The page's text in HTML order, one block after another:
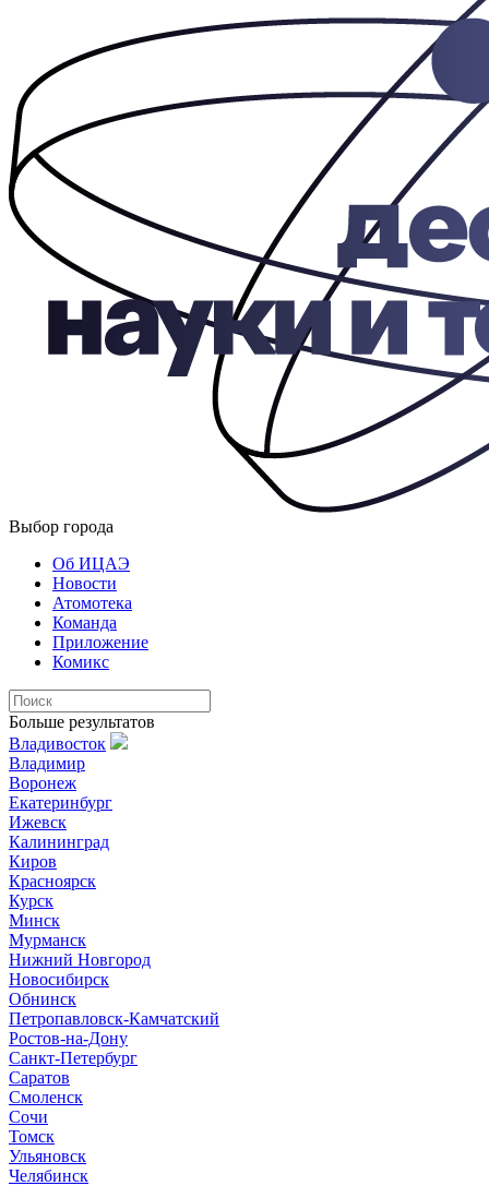
Выбор города
Об ИЦАЭ
Новости
Атомотека
Команда
Приложение
Комикс
Больше результатов
Владивосток
Владимир
Воронеж
Екатеринбург
Ижевск
Калининград
Киров
Красноярск
Курск
Минск
Мурманск
Нижний Новгород
Новосибирск
Обнинск
Петропавловск-Камчатский
Ростов-на-Дону
Санкт-Петербург
Саратов
Смоленск
Сочи
Томск
Ульяновск
Челябинск